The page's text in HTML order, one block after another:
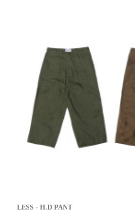
LESS - H.D PANT